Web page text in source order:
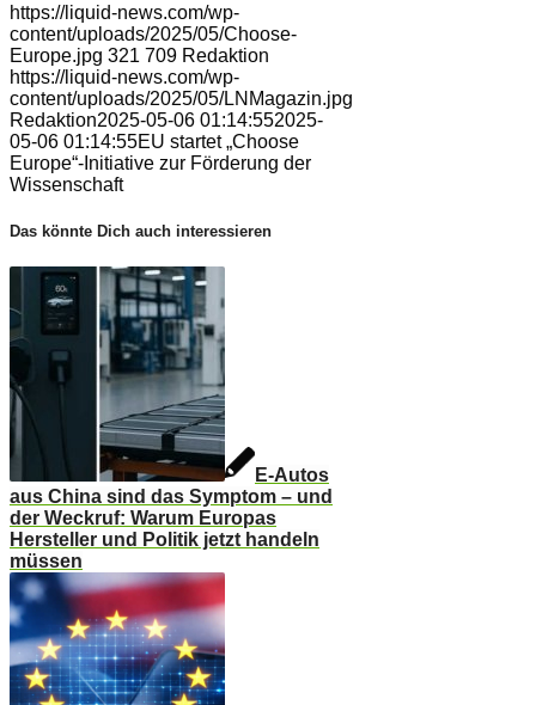
https://liquid-news.com/wp-
content/uploads/2025/05/Choose-
Europe.jpg 321 709 Redaktion
https://liquid-news.com/wp-
content/uploads/2025/05/LNMagazin.jpg
Redaktion2025-05-06 01:14:552025-
05-06 01:14:55EU startet „Choose
Europe“-Initiative zur Förderung der
Wissenschaft
Das könnte Dich auch interessieren
E-Autos
aus China sind das Symptom – und
der Weckruf: Warum Europas
Hersteller und Politik jetzt handeln
müssen